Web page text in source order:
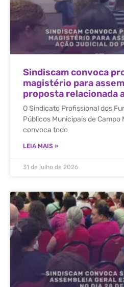
Sindiscam convoca
magistério para
proposta relacionada
O Sindicato Profissional dos
Públicos Municipais de Campo
convoca todo
LEIA MAIS »
31 de julho de 2026